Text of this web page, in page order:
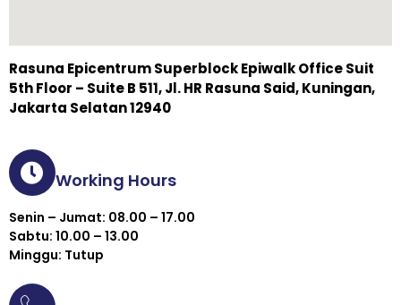
Rasuna Epicentrum Superblock Epiwalk Office Suit
5th Floor – Suite B 511, Jl. HR Rasuna Said, Kuningan,
Jakarta Selatan 12940
Working Hours
Senin – Jumat: 08.00 – 17.00
Sabtu: 10.00 – 13.00
Minggu: Tutup